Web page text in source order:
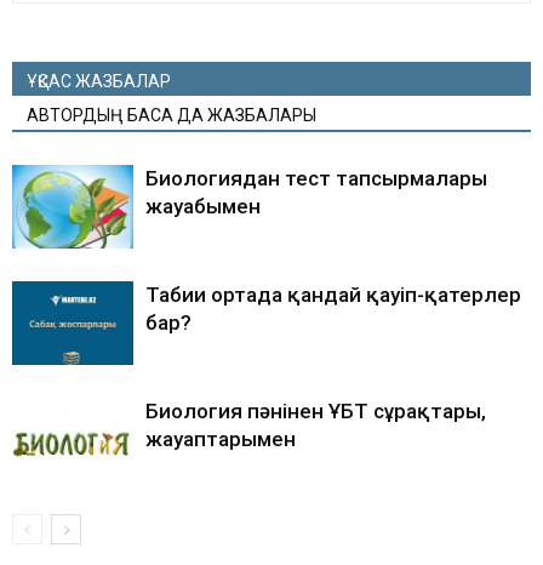
ҰҚСАС ЖАЗБАЛАР
АВТОРДЫҢ БАСҚА ДА ЖАЗБАЛАРЫ
Биологиядан тест тапсырмалары
жауабымен
Табиғи ортада қандай қауіп-қатерлер
бар?
Биология пәнінен ҰБТ сұрақтары,
жауаптарымен